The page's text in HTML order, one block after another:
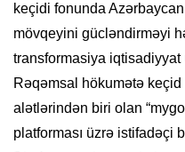
keçidi fonunda
mövqeyini gücləndirməyi
transformasiya iqtisadiyyat
Rəqəmsal hökumətə keçid
alətlərindən biri olan
platforması üzrə istifadəçi